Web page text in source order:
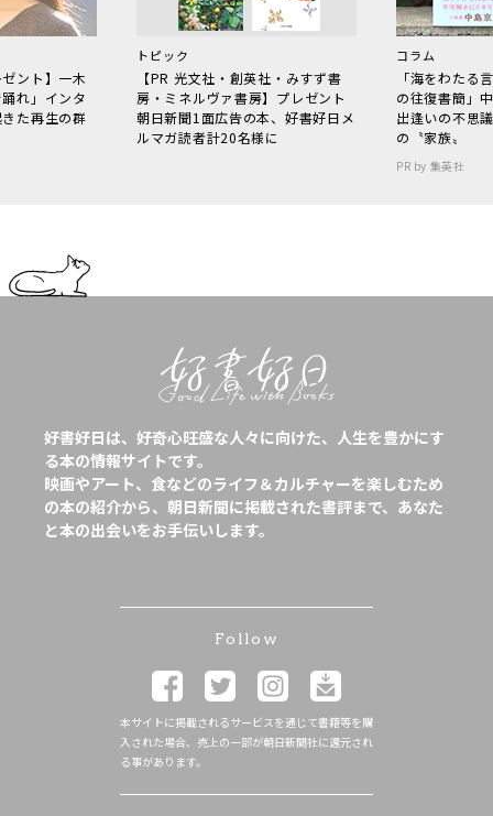
ント】一木
れ」インタ
た再生の群
トピック
【PR 光文社・創英社・みすず書
房・ミネルヴァ書房】プレゼント
朝日新聞1面広告の本、好書好日メ
ルマガ読者計20名様に
コラム
「海をわた
の往復書簡」
出逢いの不思
の〝家族〟
PR by 集英社
好書好日は、好奇心旺盛な人々に向けた、人生を豊かにす
る本の情報サイトです。
映画やアート、食などのライフ＆カルチャーを楽しむため
の本の紹介から、朝日新聞に掲載された書評まで、あなた
と本の出会いをお手伝いします。
Follow
本サイトに掲載されるサービスを通じて書籍等を購
入された場合、売上の一部が朝日新聞社に還元され
る事があります。